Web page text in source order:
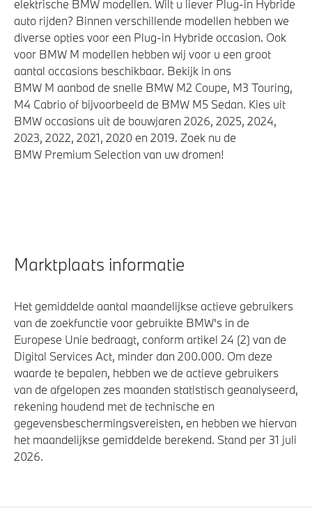
elektrische BMW modellen. Wilt u liever Plug-in Hybride
auto rijden? Binnen verschillende modellen hebben we
diverse opties voor een Plug-in Hybride occasion. Ook
voor BMW M modellen hebben wij voor u een groot
aantal occasions beschikbaar. Bekijk in ons
BMW M aanbod de snelle BMW M2 Coupe, M3 Touring,
M4 Cabrio of bijvoorbeeld de BMW M5 Sedan. Kies uit
BMW occasions uit de bouwjaren 2026, 2025, 2024,
2023, 2022, 2021, 2020 en 2019. Zoek nu de
BMW Premium Selection van uw dromen!
Marktplaats informatie
Het gemiddelde aantal maandelijkse actieve gebruikers
van de zoekfunctie voor gebruikte BMW's in de
Europese Unie bedraagt, conform artikel 24 (2) van de
Digital Services Act, minder dan 200.000. Om deze
waarde te bepalen, hebben we de actieve gebruikers
van de afgelopen zes maanden statistisch geanalyseerd,
rekening houdend met de technische en
gegevensbeschermingsvereisten, en hebben we hiervan
het maandelijkse gemiddelde berekend. Stand per 31 juli
2026.